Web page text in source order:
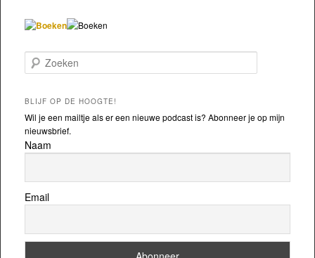
Zoeken
BLIJF OP DE HOOGTE!
Wil je een mailtje als er een nieuwe podcast is? Abonneer je op mijn
nieuwsbrief.
Naam
Email